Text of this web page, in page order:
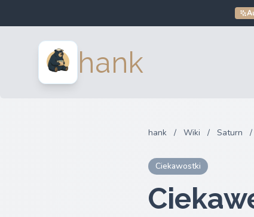
hank
hank / Wiki / Saturn /
Ciekawostki